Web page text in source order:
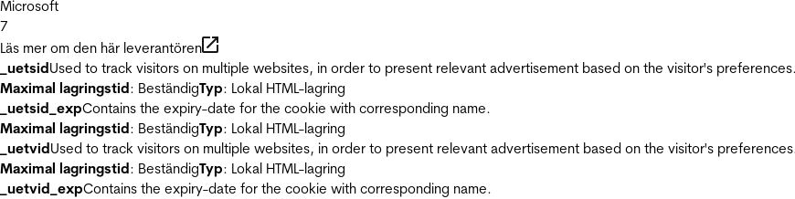
Microsoft
7
Läs mer om den här leverantören
_uetsidUsed to track visitors on multiple websites, in order to present relevant advertisement based on the visitor's preferences.
Maximal lagringstid: BeständigTyp: Lokal HTML-lagring
_uetsid_expContains the expiry-date for the cookie with corresponding name.
Maximal lagringstid: BeständigTyp: Lokal HTML-lagring
_uetvidUsed to track visitors on multiple websites, in order to present relevant advertisement based on the visitor's
Maximal lagringstid: BeständigTyp: Lokal HTML-lagring
_uetvid_expContains the expiry-date for the cookie with corresponding name.